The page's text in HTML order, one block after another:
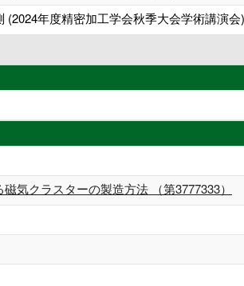
年度精密加工学会秋季大会学術講演会)
気クラスターの製造方法 （第3777333）